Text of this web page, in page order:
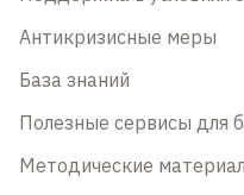
Антикризисные меры
База знаний
Полезные сервисы для
Методические